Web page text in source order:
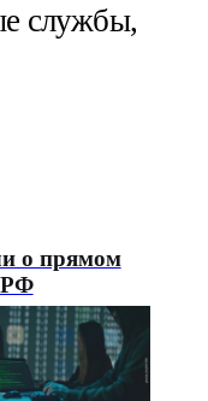
службы,
о прямом
РФ